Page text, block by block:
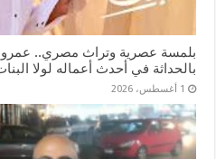
بلمسة عصرية وتراث مصري.. عمرو
بالحداثة في أحدث أعماله لولا
1 أغسطس، 2026